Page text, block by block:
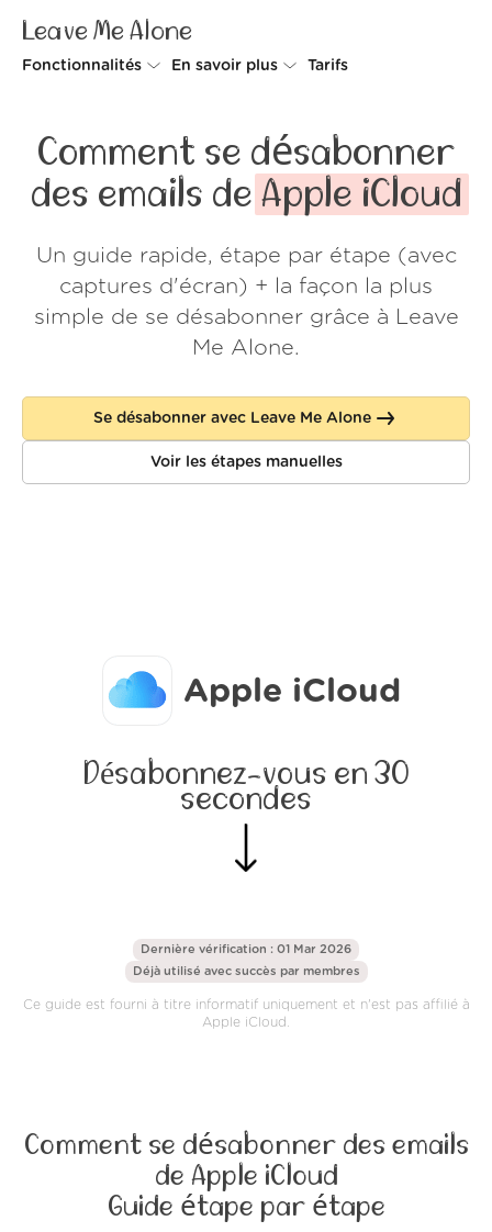
Leave Me Alone
Fonctionnalités
Spam Blocker
Ne pas déranger
En savoir plus
Comment ça fonctionne
Sécurité
Preuves d'amour
FAQ
Tarifs
Comment se désabonner
des emails de Apple iCloud
Un guide rapide, étape par étape (avec
captures d'écran) + la façon la plus
simple de se désabonner grâce à Leave
Me Alone.
Se désabonner avec Leave Me Alone
Voir les étapes manuelles
Apple iCloud
Désabonnez-vous en 30
secondes
Dernière vérification : 01 Mar 2026
Déjà utilisé avec succès par membres
Ce guide est fourni à titre informatif uniquement et n'est pas affilié à
Apple iCloud.
Comment se désabonner des emails
de Apple iCloud
Guide étape par étape